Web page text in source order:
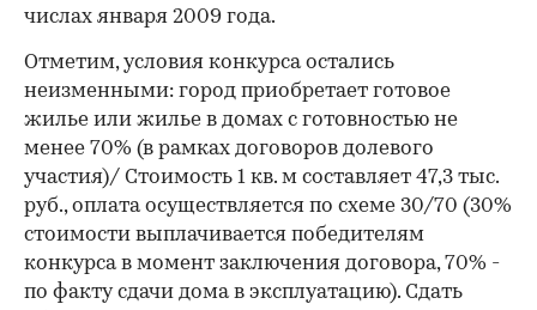
числах января 2009 года.
Отметим, условия конкурса остались
неизменными: город приобретает готовое
жилье или жилье в домах с готовностью не
менее 70% (в рамках договоров долевого
участия)/ Cтоимость 1 кв. м составляет 47,3 тыс.
руб., оплата осуществляется по схеме 30/70 (30%
стоимости выплачивается победителям
конкурса в момент заключения договора, 70% -
по факту сдачи дома в эксплуатацию). Сдать